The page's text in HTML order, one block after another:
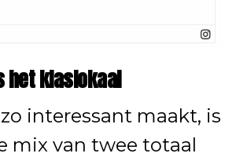
het klaslokaal
interessant maakt, is
mix van twee totaal